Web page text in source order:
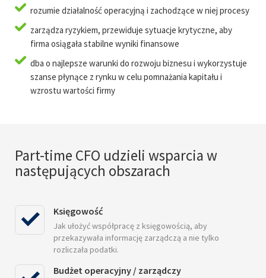
rozumie działalność operacyjną i zachodzące w niej procesy
zarządza ryzykiem, przewiduje sytuacje krytyczne, aby
firma osiągała stabilne wyniki finansowe
dba o najlepsze warunki do rozwoju biznesu i wykorzystuje
szanse płynące z rynku w celu pomnażania kapitału i
wzrostu wartości firmy
Part-time CFO udzieli wsparcia w
następujących obszarach
Księgowość
Jak ułożyć współpracę z księgowością, aby
przekazywała informację zarządczą a nie tylko
rozliczała podatki.
Budżet operacyjny / zarządczy